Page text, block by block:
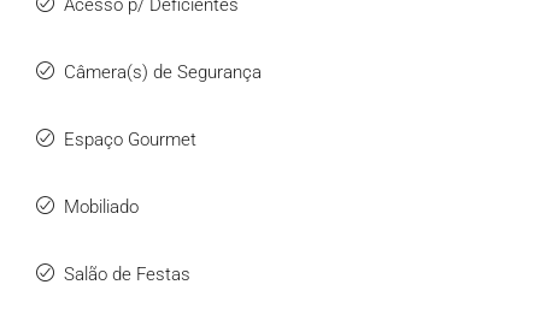
Acesso p/ Deficientes
Câmera(s) de Segurança
Espaço Gourmet
Mobiliado
Salão de Festas